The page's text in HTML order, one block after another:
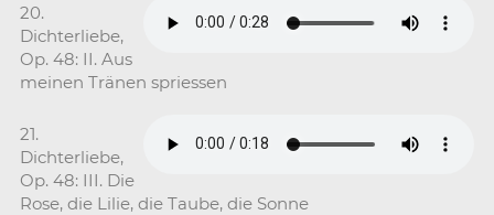
20.
Dichterliebe,
Op. 48: II. Aus
meinen Tränen spriessen
21.
Dichterliebe,
Op. 48: III. Die
Rose, die Lilie, die Taube, die Sonne